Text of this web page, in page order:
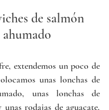
de salmón
ahumado
extendemos un poco de
unas lonchas de
unas lonchas de
unas rodajas de aguacate.